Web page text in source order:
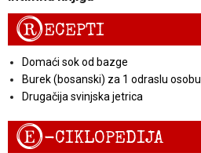
RECEPTI
Domaći sok od bazge
Burek (bosanski) za 1 odraslu osobu
Drugačija svinjska jetrica
E-CIKLOPEDIJA